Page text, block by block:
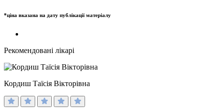
*ціна вказана на дату публікації матеріалу
Рекомендовані лікарі
Кордиш Таїсія Вікторівна